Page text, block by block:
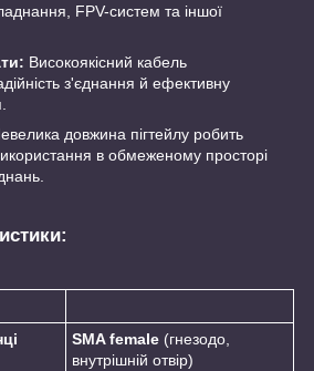
FPV-систем та іншої
Високоякісний кабель
з'єднання й ефективну
довжина пігтейлу робить
в обмеженому просторі
SMA female (гнезодо,
внутрішній отвір)